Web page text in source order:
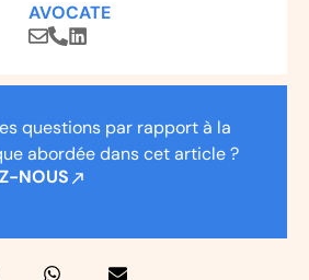
AVOCATE
questions par rapport à la
abordée dans cet article ?
NOUS